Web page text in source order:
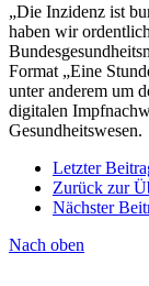
„Die Inzidenz ist
haben wir
Format „Eine
unter anderem um
digitalen
Gesundheitswesen.
Letzter
Zurück zur
Nächster
Nach oben